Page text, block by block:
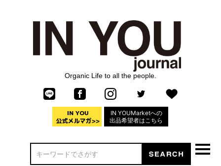
Organic Life to all the people.
IN YOUMarketへの
出品希望者はこちら